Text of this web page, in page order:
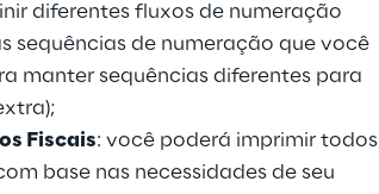
diferentes fluxos de numeração
sequências de numeração que você
manter sequências diferentes para
Fiscais: você poderá imprimir todos
base nas necessidades de seu